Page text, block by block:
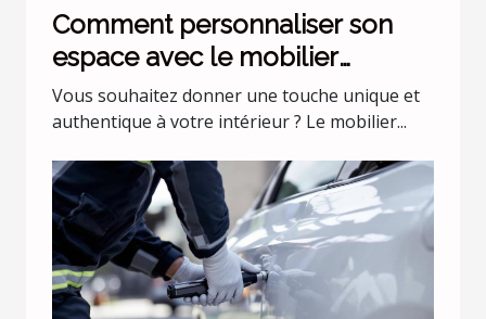
Comment personnaliser son
espace avec le mobilier
industriel ?
Vous souhaitez donner une touche unique et
authentique à votre intérieur ? Le mobilier...